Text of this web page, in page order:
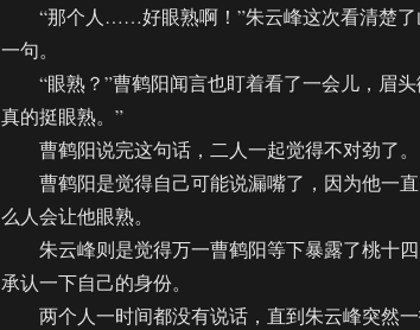
“那个人……好眼熟啊！”朱云峰这次看清楚了
一句。
“眼熟？”曹鹤阳闻言也盯着看了一会儿，眉头
真的挺眼熟。”
曹鹤阳说完这句话，二人一起觉得不对劲了。
曹鹤阳是觉得自己可能说漏嘴了，因为他一直
么人会让他眼熟。
朱云峰则是觉得万一曹鹤阳等下暴露了桃十四
承认一下自己的身份。
两个人一时间都没有说话，直到朱云峰突然一